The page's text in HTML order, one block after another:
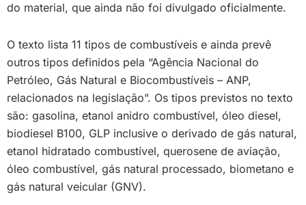
do material, que ainda não foi divulgado oficialmente.
O texto lista 11 tipos de combustíveis e ainda prevê
outros tipos definidos pela “Agência Nacional do
Petróleo, Gás Natural e Biocombustíveis – ANP,
relacionados na legislação”. Os tipos previstos no texto
são: gasolina, etanol anidro combustível, óleo diesel,
biodiesel B100, GLP inclusive o derivado de gás natural,
etanol hidratado combustível, querosene de aviação,
óleo combustível, gás natural processado, biometano e
gás natural veicular (GNV).